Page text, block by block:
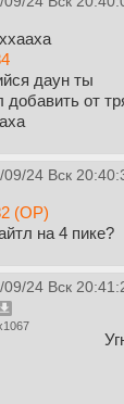
даун ты
добавить от
09/24 Вск
(OP)
на 4 пике?
09/24 Вск